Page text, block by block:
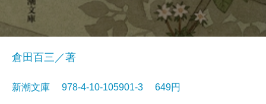
倉田百三／著
新潮文庫 978-4-10-105901-3 649円